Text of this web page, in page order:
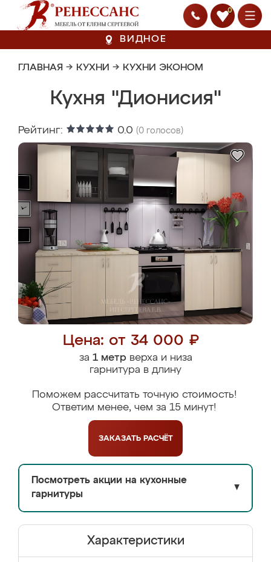
0
ВИДНОЕ
ГЛАВНАЯ → КУХНИ → КУХНИ ЭКОНОМ
Кухня "Дионисия"
Рейтинг: 0.0 (0 голосов)
Цена: от 34 000 ₽
за 1 метрверха и низа
гарнитура в длину
Поможем рассчитать точную стоимость!
Ответим менее, чем за 15 минут!
ЗАКАЗАТЬ РАСЧЁТ
Посмотреть акции на кухонные
гарнитуры
▼
Характеристики